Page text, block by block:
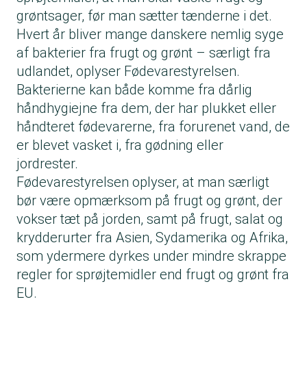
grøntsager, før man sætter tænderne i det.
Hvert år bliver mange danskere nemlig syge
af bakterier fra frugt og grønt – særligt fra
udlandet, oplyser Fødevarestyrelsen.
Bakterierne kan både komme fra dårlig
håndhygiejne fra dem, der har plukket eller
håndteret fødevarerne, fra forurenet vand, de
er blevet vasket i, fra gødning eller
jordrester.
Fødevarestyrelsen oplyser, at man særligt
bør være opmærksom på frugt og grønt, der
vokser tæt på jorden, samt på frugt, salat og
krydderurter fra Asien, Sydamerika og Afrika,
som ydermere dyrkes under mindre skrappe
regler for sprøjtemidler end frugt og grønt fra
EU.